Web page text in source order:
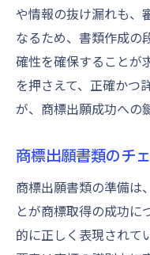
や情報の抜け漏れも、
なるため、書類作成の
確性を確保することが
を押さえて、正確かつ
が、商標出願成功への
商標出願書類のチ
商標出願書類の準備は
とが商標取得の成功に
的に正しく表現されて